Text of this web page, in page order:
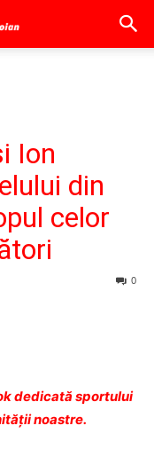
Ion
din
celor
0
dedicată sportului
noastre.